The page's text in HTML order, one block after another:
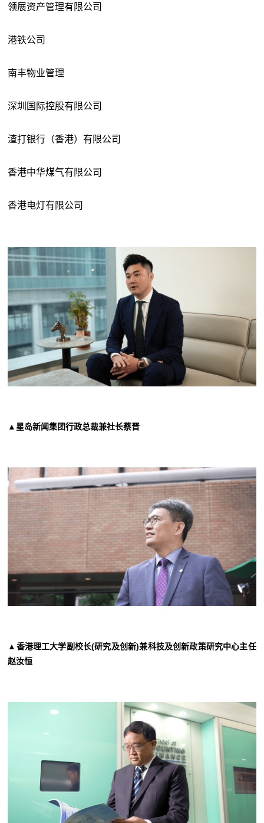
领展资产管理有限公司
港铁公司
南丰物业管理
深圳国际控股有限公司
渣打银行（香港）有限公司
香港中华煤气有限公司
香港电灯有限公司
▲星岛新闻集团行政总裁兼社长蔡晋
▲香港理工大学副校长(研究及创新)兼科技及创新政策研究中心主任
赵汝恒